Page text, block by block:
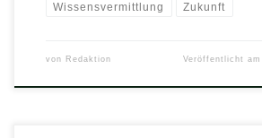
Wissensvermittlung Zukunft
von Redaktion Veröffentlicht am